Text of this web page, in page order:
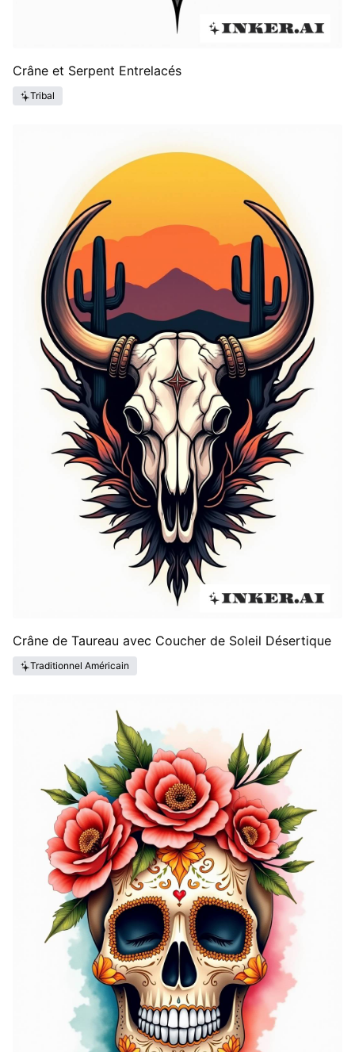
Crâne et Serpent Entrelacés
Tribal
Crâne de Taureau avec Coucher de Soleil Désertique
Traditionnel Américain